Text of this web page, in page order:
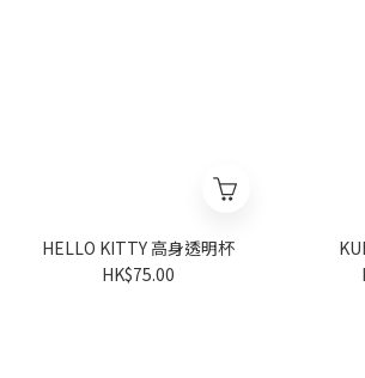
HELLO KITTY 高身透明杯
HK$75.00